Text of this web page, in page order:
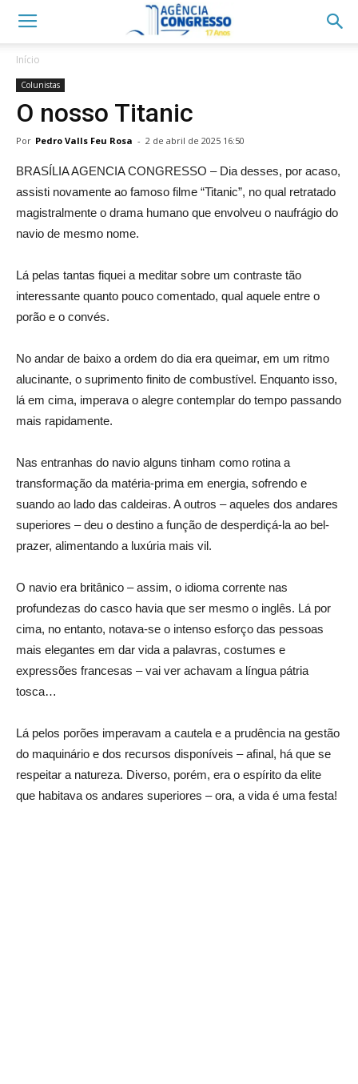
Início
Colunistas
O nosso Titanic
Por Pedro Valls Feu Rosa - 2 de abril de 2025 16:50
BRASÍLIA AGENCIA CONGRESSO – Dia desses, por acaso,
assisti novamente ao famoso filme “Titanic”, no qual retratado
magistralmente o drama humano que envolveu o naufrágio do
navio de mesmo nome.
Lá pelas tantas fiquei a meditar sobre um contraste tão
interessante quanto pouco comentado, qual aquele entre o
porão e o convés.
No andar de baixo a ordem do dia era queimar, em um ritmo
alucinante, o suprimento finito de combustível. Enquanto isso,
lá em cima, imperava o alegre contemplar do tempo passando
mais rapidamente.
Nas entranhas do navio alguns tinham como rotina a
transformação da matéria-prima em energia, sofrendo e
suando ao lado das caldeiras. A outros – aqueles dos andares
superiores – deu o destino a função de desperdiçá-la ao bel-
prazer, alimentando a luxúria mais vil.
O navio era britânico – assim, o idioma corrente nas
profundezas do casco havia que ser mesmo o inglês. Lá por
cima, no entanto, notava-se o intenso esforço das pessoas
mais elegantes em dar vida a palavras, costumes e
expressões francesas – vai ver achavam a língua pátria
tosca…
Lá pelos porões imperavam a cautela e a prudência na gestão
do maquinário e dos recursos disponíveis – afinal, há que se
respeitar a natureza. Diverso, porém, era o espírito da elite
que habitava os andares superiores – ora, a vida é uma festa!